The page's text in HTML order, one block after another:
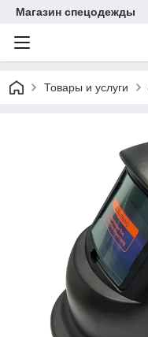
Магазин спецодежды
Товары и услуги